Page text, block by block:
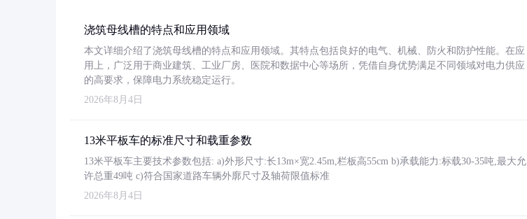
浇筑母线槽的特点和应用领域
本文详细介绍了浇筑母线槽的特点和应用领域。其特点包括良好的电气、机械、防火和防护性能。在应
用上，广泛用于商业建筑、工业厂房、医院和数据中心等场所，凭借自身优势满足不同领域对电力供应
的高要求，保障电力系统稳定运行。
2026年8月4日
13米平板车的标准尺寸和载重参数
13米平板车主要技术参数包括: a)外形尺寸:长13m×宽2.45m,栏板高55cm b)承载能力:标载30-35吨,最大允
许总重49吨 c)符合国家道路车辆外廓尺寸及轴荷限值标准
2026年8月4日